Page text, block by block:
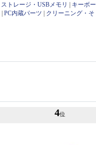
ストレージ・USBメモリ
キーボー
|PC内蔵パーツ
クリーニング・そ
4位